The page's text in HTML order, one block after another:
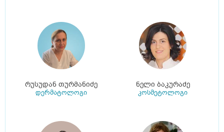
რუსუდან თურმანიძე
დერმატოლოგი
ნელი ბაკურაძე
კოსმეტოლოგი